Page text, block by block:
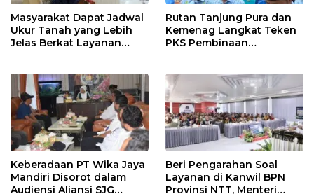
Masyarakat Dapat Jadwal
Ukur Tanah yang Lebih
Jelas Berkat Layanan
Rutan Tanjung Pura dan
Kemenag Langkat Teken
PKS Pembinaan
Keberadaan PT Wika Jaya
Mandiri Disorot dalam
Audiensi Aliansi SJG
Beri Pengarahan Soal
Layanan di Kanwil BPN
Provinsi NTT, Menteri